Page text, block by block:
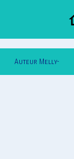
Auteur Melly-